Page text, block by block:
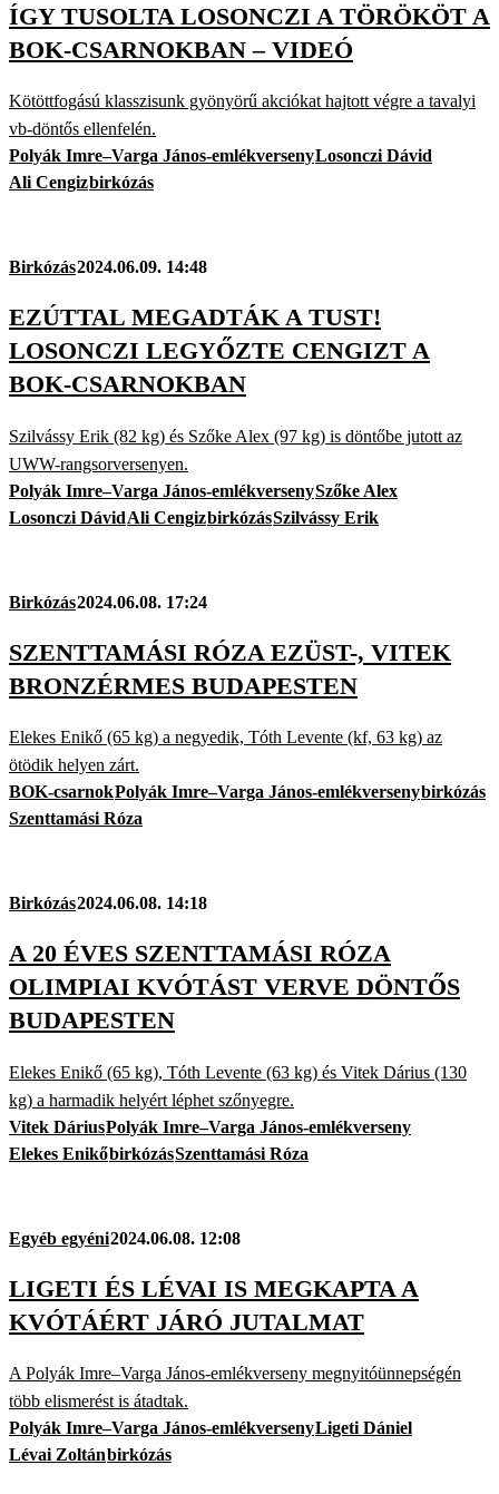
ÍGY TUSOLTA LOSONCZI A TÖRÖKÖT A
BOK-CSARNOKBAN – VIDEÓ
Kötöttfogású klasszisunk gyönyörű akciókat hajtott végre a tavalyi
vb-döntős ellenfelén.
Polyák Imre–Varga János-emlékversenyLosonczi Dávid
Ali Cengizbirkózás
Birkózás2024.06.09. 14:48
EZÚTTAL MEGADTÁK A TUST!
LOSONCZI LEGYŐZTE CENGIZT A
BOK-CSARNOKBAN
Szilvássy Erik (82 kg) és Szőke Alex (97 kg) is döntőbe jutott az
UWW-rangsorversenyen.
Polyák Imre–Varga János-emlékversenySzőke Alex
Losonczi DávidAli CengizbirkózásSzilvássy Erik
Birkózás2024.06.08. 17:24
SZENTTAMÁSI RÓZA EZÜST-, VITEK
BRONZÉRMES BUDAPESTEN
Elekes Enikő (65 kg) a negyedik, Tóth Levente (kf, 63 kg) az
ötödik helyen zárt.
BOK-csarnokPolyák Imre–Varga János-emlékversenybirkózás
Szenttamási Róza
Birkózás2024.06.08. 14:18
A 20 ÉVES SZENTTAMÁSI RÓZA
OLIMPIAI KVÓTÁST VERVE DÖNTŐS
BUDAPESTEN
Elekes Enikő (65 kg), Tóth Levente (63 kg) és Vitek Dárius (130
kg) a harmadik helyért léphet szőnyegre.
Vitek DáriusPolyák Imre–Varga János-emlékverseny
Elekes EnikőbirkózásSzenttamási Róza
Egyéb egyéni2024.06.08. 12:08
LIGETI ÉS LÉVAI IS MEGKAPTA A
KVÓTÁÉRT JÁRÓ JUTALMAT
A Polyák Imre–Varga János-emlékverseny megnyitóünnepségén
több elismerést is átadtak.
Polyák Imre–Varga János-emlékversenyLigeti Dániel
Lévai Zoltánbirkózás